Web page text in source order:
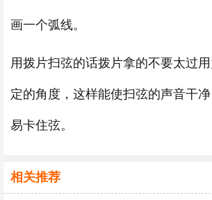
画一个弧线。
用拨片扫弦的话拨片拿的不要太过
定的角度，这样能使扫弦的声音干
易卡住弦。
相关推荐